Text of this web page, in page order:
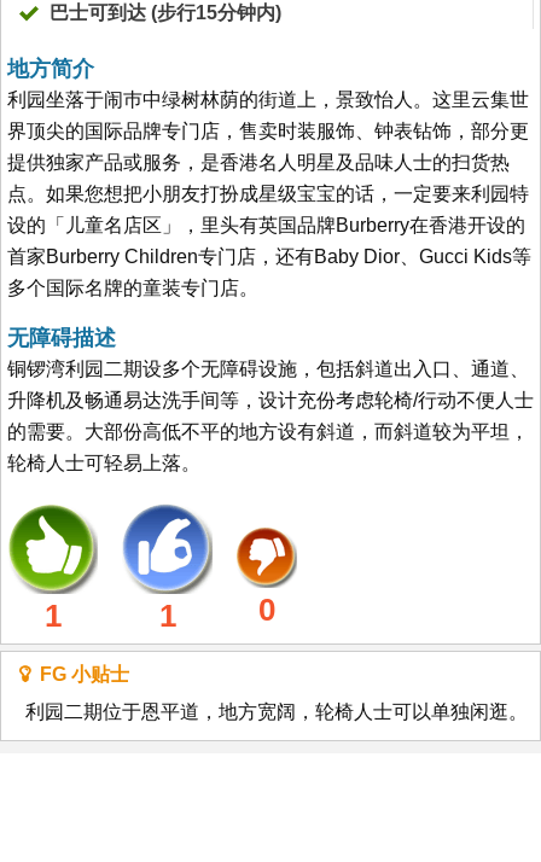
巴士可到达 (步行15分钟内)
地方简介
利园坐落于闹巿中绿树林荫的街道上，景致怡人。这里云集世
界顶尖的国际品牌专门店，售卖时装服饰、钟表钻饰，部分更
提供独家产品或服务，是香港名人明星及品味人士的扫货热
点。如果您想把小朋友打扮成星级宝宝的话，一定要来利园特
设的「儿童名店区」，里头有英国品牌Burberry在香港开设的
首家Burberry Children专门店，还有Baby Dior、Gucci Kids等
多个国际名牌的童装专门店。
无障碍描述
铜锣湾利园二期设多个无障碍设施，包括斜道出入口、通道、
升降机及畅通易达洗手间等，设计充份考虑轮椅/行动不便人士
的需要。大部份高低不平的地方设有斜道，而斜道较为平坦，
轮椅人士可轻易上落。
1 1 0
FG 小贴士
利园二期位于恩平道，地方宽阔，轮椅人士可以单独闲逛。